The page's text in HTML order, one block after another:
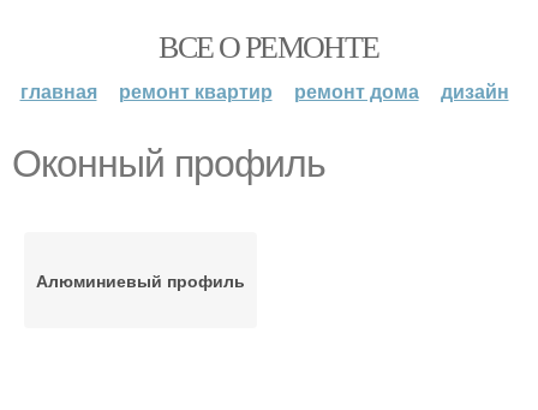
ВСЕ О РЕМОНТЕ
главная ремонт квартир ремонт дома дизайн
Оконный профиль
Алюминиевый профиль